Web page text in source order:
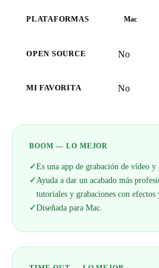
PLATAFORMAS Mac
OPEN SOURCE No
MI FAVORITA No
BOOM — LO MEJOR
✓Es una app de grabación de vídeo
✓Ayuda a dar un acabado más
tutoriales y grabaciones con efectos
✓Diseñada para Mac.